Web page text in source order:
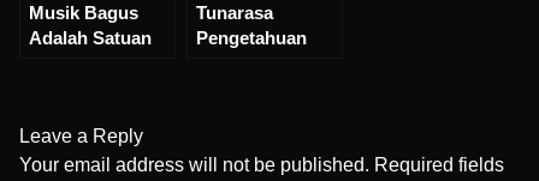
Musik Bagus
Adalah Satuan
Tunarasa
Pengetahuan
Leave a Reply
Your email address will not be published. Required fields